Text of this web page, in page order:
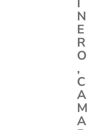
N
E
R
O
,
C
A
M
A